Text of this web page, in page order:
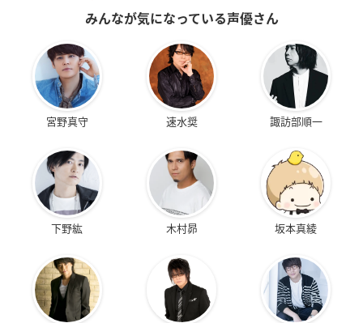
みんなが気になっている声優さん
宮野真守 速水奨 諏訪部順一
下野紘 木村昴 坂本真綾